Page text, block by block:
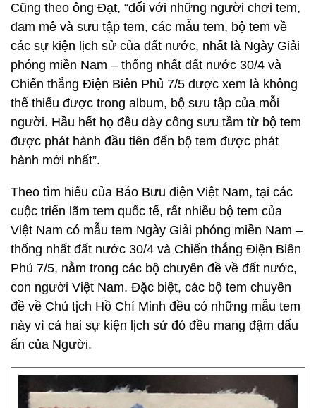
Cũng theo ông Đạt, “đối với những người chơi tem,
đam mê và sưu tập tem, các mẫu tem, bộ tem về
các sự kiện lịch sử của đất nước, nhất là Ngày Giải
phóng miền Nam – thống nhất đất nước 30/4 và
Chiến thắng Điện Biên Phủ 7/5 được xem là không
thể thiếu được trong album, bộ sưu tập của mỗi
người. Hầu hết họ đều dày công sưu tầm từ bộ tem
được phát hành đầu tiên đến bộ tem được phát
hành mới nhất”.
Theo tìm hiểu của Báo Bưu điện Việt Nam, tại các
cuộc triển lãm tem quốc tế, rất nhiều bộ tem của
Việt Nam có mẫu tem Ngày Giải phóng miền Nam –
thống nhất đất nước 30/4 và Chiến thắng Điện Biên
Phủ 7/5, nằm trong các bộ chuyên đề về đất nước,
con người Việt Nam. Đặc biệt, các bộ tem chuyên
đề về Chủ tịch Hồ Chí Minh đều có những mẫu tem
này vì cả hai sự kiện lịch sử đó đều mang đậm dấu
ấn của Người.